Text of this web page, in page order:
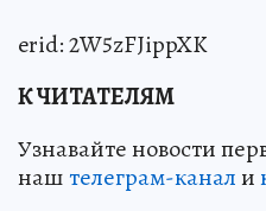
erid: 2W5zFJippXK
К ЧИТАТЕЛЯМ
Узнавайте новости
наштелеграм-канали